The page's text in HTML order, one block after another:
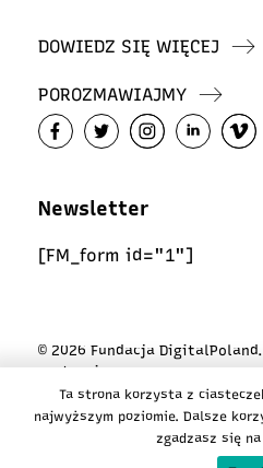
DOWIEDZ SIĘ WIĘCEJ
POROZMAWIAJMY
Newsletter
[FM_form id="1"]
© 2026 Fundacja
zastrzeżone
Polityka ciasteczek
Polityka prywatności
Karina Majchrzak /
Ta strona korzysta z
najwyższym poziomie. Dalsze
zgadzasz się